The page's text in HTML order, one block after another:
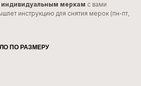
индивидуальным меркам с вами
инструкцию для снятия мерок (пн-пт,
ПО РАЗМЕРУ